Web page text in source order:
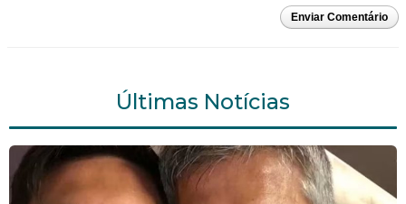
Enviar Comentário
Últimas Notícias